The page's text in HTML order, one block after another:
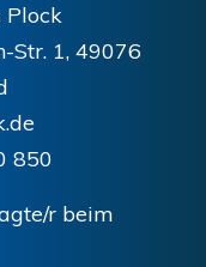
Plock
Str. 1, 49076
850
r beim